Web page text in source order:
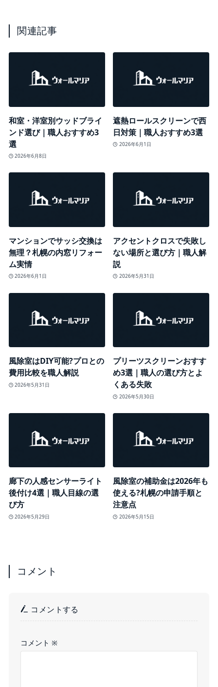
関連記事
和室・洋室別ウッドブライ
ンド選び｜職人おすすめ3
選
2026年6月8日
遮熱ロールスクリーンで西
日対策｜職人おすすめ3選
2026年6月1日
マンションでサッシ交換は
無理？札幌の内窓リフォー
ム実情
2026年6月1日
アクセントクロスで失敗し
ない場所と選び方｜職人解
説
2026年5月31日
風除室はDIY可能?プロとの
費用比較を職人解説
2026年5月31日
プリーツスクリーンおすす
め3選｜職人の選び方とよ
くある失敗
2026年5月30日
廊下の人感センサーライト
後付け4選｜職人目線の選
び方
2026年5月29日
風除室の補助金は2026年も
使える?札幌の申請手順と
注意点
2026年5月15日
コメント
コメントする
コメント※